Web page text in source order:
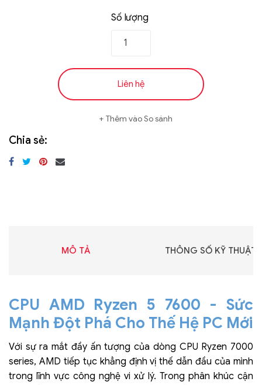
Số lượng
Liên hệ
Thêm vào So sánh
Chia sẻ:
MÔ TẢ THÔNG SỐ KỸ THUẬT
CPU AMD Ryzen 5 7600 - Sức
Mạnh Đột Phá Cho Thế Hệ PC Mới
Với sự ra mắt đầy ấn tượng của dòng CPU Ryzen 7000
series, AMD tiếp tục khẳng định vị thế dẫn đầu của mình
trong lĩnh vực công nghệ vi xử lý. Trong phân khúc cận